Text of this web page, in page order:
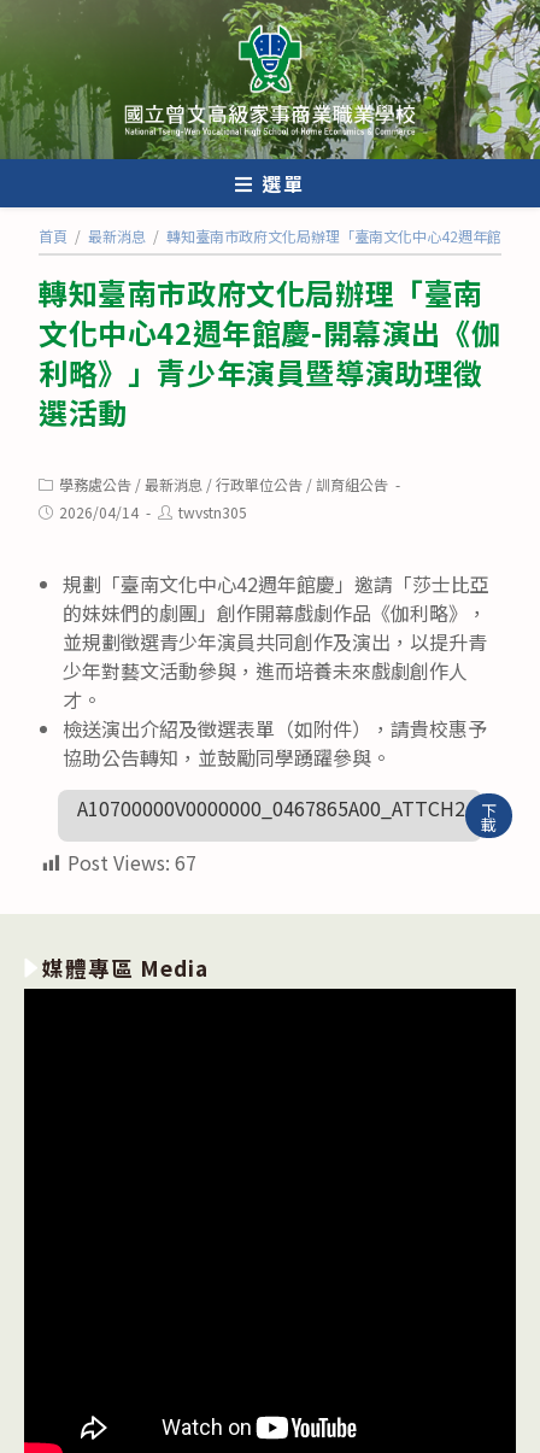
轉
至
主
要
內
選單
首頁 / 最新消息 / 轉知臺南市政府文化局辦理「臺南文化中心42週年館慶-
轉知臺南市政府文化局辦理「臺南
文化中心42週年館慶-開幕演出《伽
利略》」青少年演員暨導演助理徵
選活動
Post
category:
學務處公告 /最新消息 /行政單位公告 /訓育組公告
Post2026/04/14
Posttwvstn305
規劃「臺南文化中心42週年館慶」邀請「莎士比亞
的妹妹們的劇團」創作開幕戲劇作品《伽利略》，
並規劃徵選青少年演員共同創作及演出，以提升青
少年對藝文活動參與，進而培養未來戲劇創作人
才。
檢送演出介紹及徵選表單（如附件），請貴校惠予
協助公告轉知，並鼓勵同學踴躍參與。
A10700000V0000000_0467865A00_ATTCH2
下
載
Post Views: 67
媒體專區 Media